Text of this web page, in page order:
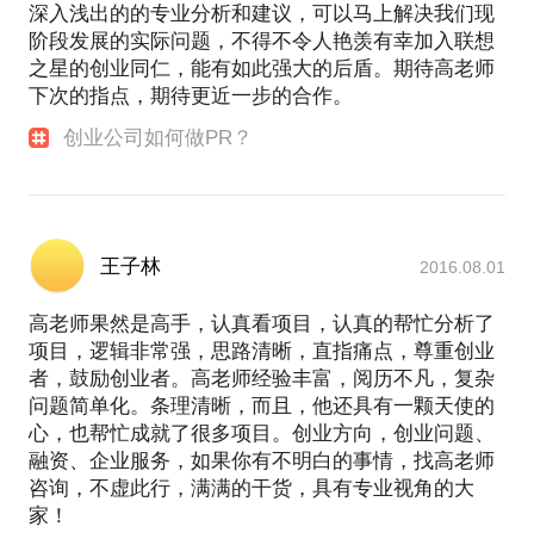
深入浅出的的专业分析和建议，可以马上解决我们现
阶段发展的实际问题，不得不令人艳羡有幸加入联想
之星的创业同仁，能有如此强大的后盾。期待高老师
下次的指点，期待更近一步的合作。
创业公司如何做PR？
王子林 2016.08.01
高老师果然是高手，认真看项目，认真的帮忙分析了
项目，逻辑非常强，思路清晰，直指痛点，尊重创业
者，鼓励创业者。高老师经验丰富，阅历不凡，复杂
问题简单化。条理清晰，而且，他还具有一颗天使的
心，也帮忙成就了很多项目。创业方向，创业问题、
融资、企业服务，如果你有不明白的事情，找高老师
咨询，不虚此行，满满的干货，具有专业视角的大
家！